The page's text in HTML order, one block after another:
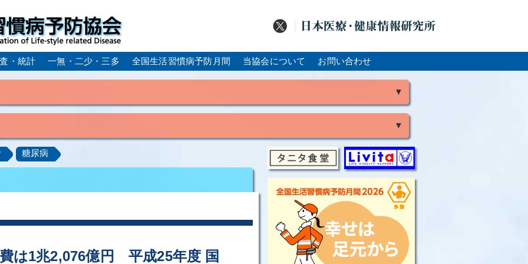
・統計 一無・二少・三多 全国生活習慣病予防月間 当協会について お問い合わせ
▼
▼
） 糖尿病
高尿酸血症／痛風
ム
動脈硬化 心筋梗塞 狭心症 脳梗塞
脳出血
大腸がん
骨粗鬆症
コペニア／フレイル
歯周病
糖尿病
は1兆2,076億円 平成25年度 国